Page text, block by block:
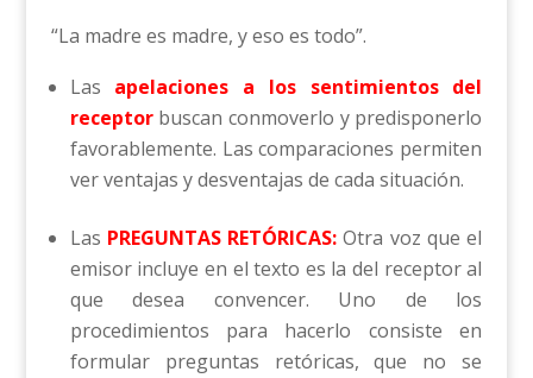
“La madre es madre, y eso es todo”.
Las apelaciones a los sentimientos del
receptorbuscan conmoverlo y predisponerlo
favorablemente. Las comparaciones permiten
ver ventajas y desventajas de cada situación.
Las PREGUNTAS RETÓRICAS: Otra voz que el
emisor incluye en el texto es la del receptor al
que desea convencer. Uno de los
procedimientos para hacerlo consiste en
formular preguntas retóricas, que no se